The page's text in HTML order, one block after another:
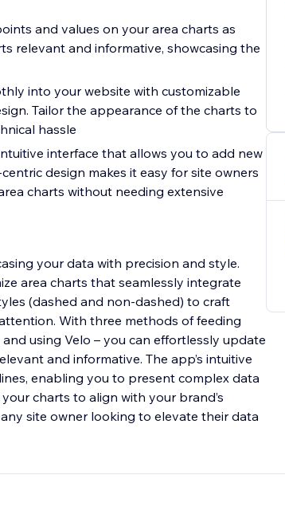
and values on your area charts as
relevant and informative, showcasing the
into your website with customizable
Tailor the appearance of the charts to
hassle
interface that allows you to add new
design makes it easy for site owners
charts without needing extensive
your data with precision and style.
area charts that seamlessly integrate
(dashed and non-dashed) to craft
With three methods of feeding
using Velo – you can effortlessly update
and informative. The app’s intuitive
enabling you to present complex data
charts to align with your brand’s
site owner looking to elevate their data